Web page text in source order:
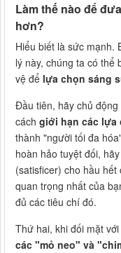
Làm thế nào để
hơn?
Hiểu biết là sức mạnh.
lý này, chúng ta có thể
vệ để lựa chọn sáng
Đầu tiên, hãy chủ
cách giới hạn các lựa
thành "người tối đa
hoàn hảo tuyệt đối,
(satisficer) cho hầu
quan trọng nhất của
đủ các tiêu chí đó.
Thứ hai, khi đối mặt
các "mỏ neo" và